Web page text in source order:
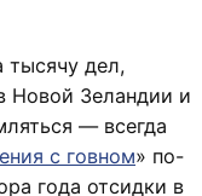
тысячу дел,
Новой Зеландии и
— всегда
с говном» по-
года отсидки в